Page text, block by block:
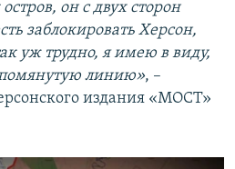
он с двух сторон
заблокировать Херсон,
уж трудно, я имею в виду,
линию», –
издания «МОСТ»